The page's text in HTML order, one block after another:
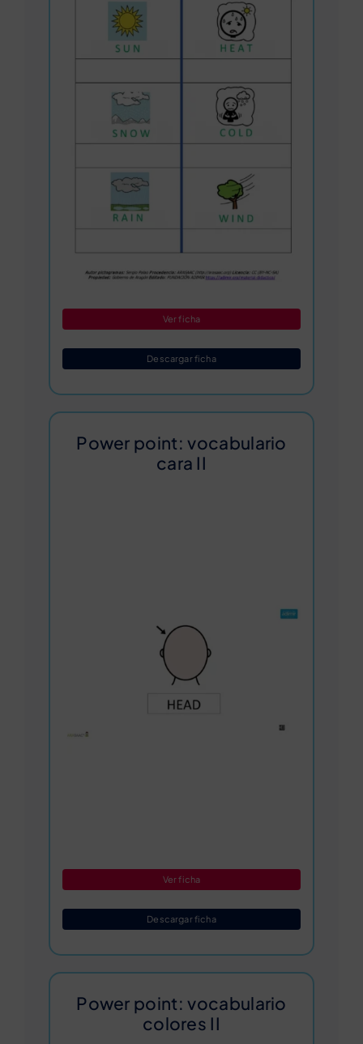
Ver ficha
Descargar ficha
Power point: vocabulario
cara II
Ver ficha
Descargar ficha
Power point: vocabulario
colores II